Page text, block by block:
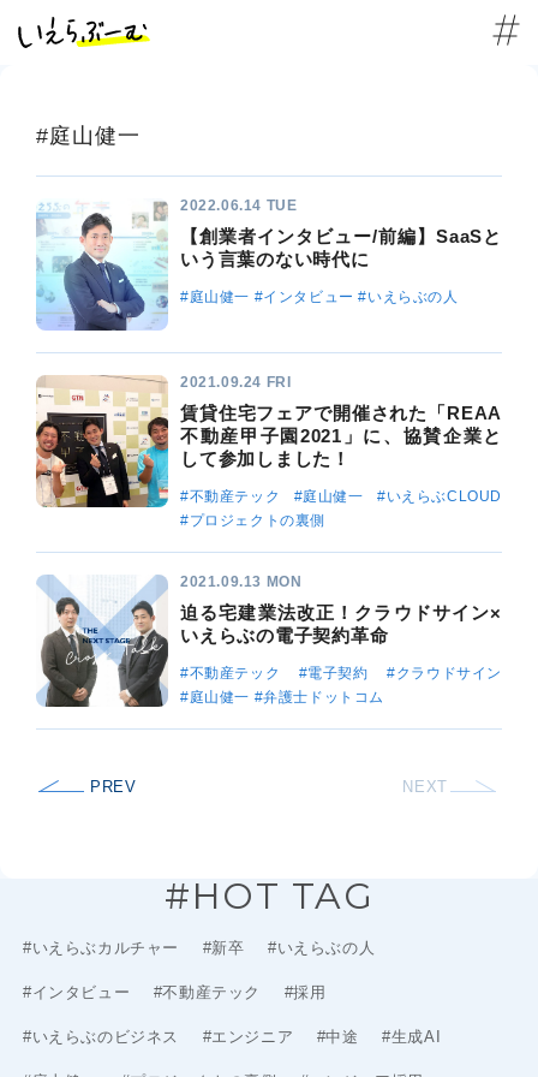
#庭山健一
2022.06.14 TUE
【創業者インタビュー/前編】SaaSと
いう言葉のない時代に
#庭山健一 #インタビュー #いえらぶの人
2021.09.24 FRI
賃貸住宅フェアで開催された「REAA
不動産甲子園2021」に、協賛企業と
して参加しました！
#不動産テック #庭山健一
#いえらぶCLOUD
#プロジェクトの裏側
2021.09.13 MON
迫る宅建業法改正！クラウドサイン×
いえらぶの電子契約革命
#不動産テック #電子契約
#クラウドサイン
#庭山健一 #弁護士ドットコム
PREV NEXT
#HOT TAG
#いえらぶカルチャー #新卒 #いえらぶの人
#インタビュー #不動産テック #採用
#いえらぶのビジネス #エンジニア #中途 #生成AI